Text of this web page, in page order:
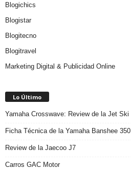
Blogichics
Blogistar
Blogitecno
Blogitravel
Marketing Digital & Publicidad Online
Lo Último
Yamaha Crosswave: Review de la Jet Ski
Ficha Técnica de la Yamaha Banshee 350
Review de la Jaecoo J7
Carros GAC Motor